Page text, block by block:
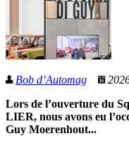
Bob d’Automag
Lors de l’ouverture du
LIER, nous avons eu
Guy Moerenhout...